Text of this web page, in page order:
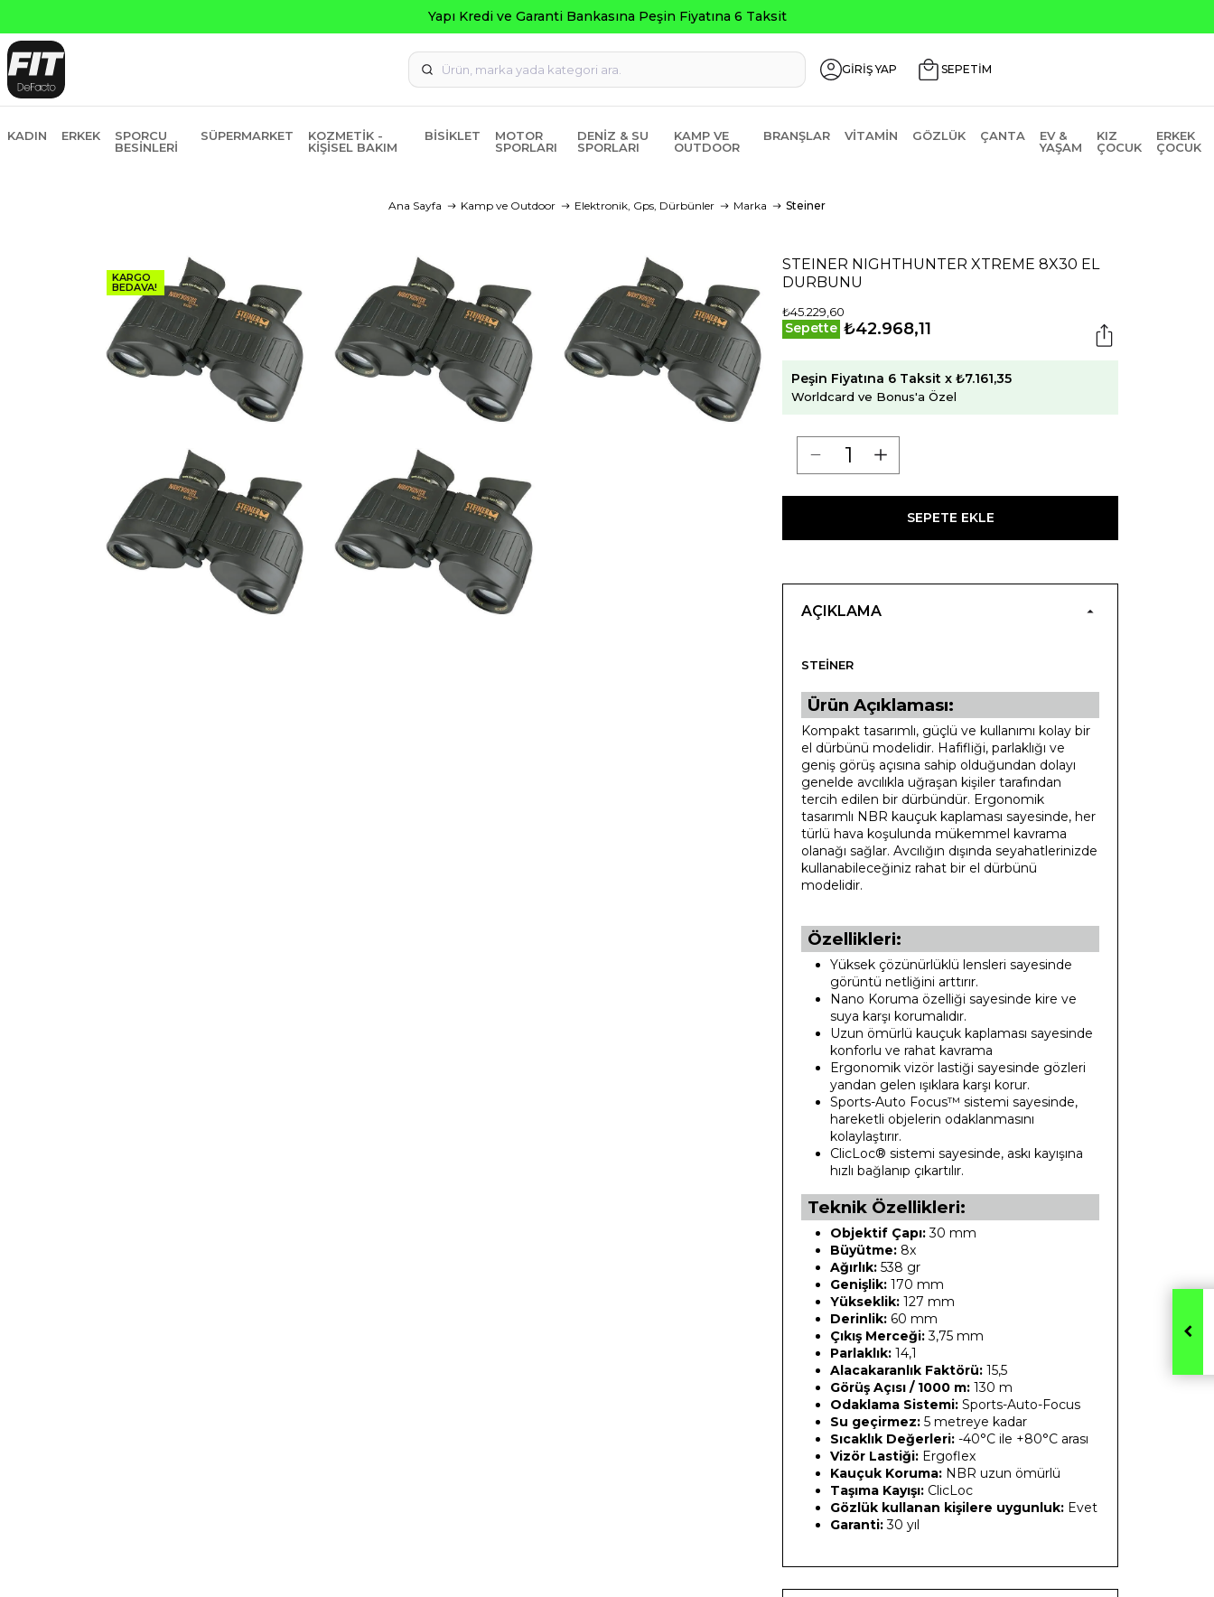
GİRİŞ YAP SEPETİM
KADIN ERKEK
SPORCU
BESINLERI
SÜPERMARKET
KOZMETIK -
KIŞISEL BAKIM
BISIKLET
MOTOR
SPORLARI
DENIZ & SU
SPORLARI
KAMP VE
OUTDOOR
BRANŞLAR VITAMIN GÖZLÜK ÇANTA
EV &
YAŞAM
KIZ
ÇOCUK
ERKEK
ÇOCUK
Ana Sayfa Kamp ve Outdoor Elektronik, Gps, Dürbünler Marka Steiner
KARGO
BEDAVA!
STEINER NIGHTHUNTER XTREME 8X30 EL
DURBUNU
₺45.229,60
Sepette ₺42.968,11
Peşin Fiyatına 6 Taksit x ₺7.161,35
Worldcard ve Bonus'a Özel
SEPETE EKLE
AÇIKLAMA
STEINER
Ürün Açıklaması:
Kompakt tasarımlı, güçlü ve kullanımı kolay bir
el dürbünü modelidir. Hafifliği, parlaklığı ve
geniş görüş açısına sahip olduğundan dolayı
genelde avcılıkla uğraşan kişiler tarafından
tercih edilen bir dürbündür. Ergonomik
tasarımlı NBR kauçuk kaplaması sayesinde, her
türlü hava koşulunda mükemmel kavrama
olanağı sağlar. Avcılığın dışında seyahatlerinizde
kullanabileceğiniz rahat bir el dürbünü
modelidir.
Özellikleri:
Yüksek çözünürlüklü lensleri sayesinde
görüntü netliğini arttırır.
Nano Koruma özelliği sayesinde kire ve
suya karşı korumalıdır.
Uzun ömürlü kauçuk kaplaması sayesinde
konforlu ve rahat kavrama
Ergonomik vizör lastiği sayesinde gözleri
yandan gelen ışıklara karşı korur.
Sports-Auto Focus™ sistemi sayesinde,
hareketli objelerin odaklanmasını
kolaylaştırır.
ClicLoc® sistemi sayesinde, askı kayışına
hızlı bağlanıp çıkartılır.
Teknik Özellikleri:
Objektif Çapı:30 mm
Büyütme: 8x
Ağırlık: 538 gr
Genişlik: 170 mm
Yükseklik: 127 mm
Derinlik: 60 mm
Çıkış Merceği:3,75 mm
Parlaklık: 14,1
Alacakaranlık Faktörü: 15,5
Görüş Açısı / 1000 m: 130 m
Odaklama Sistemi: Sports-Auto-Focus
Su geçirmez: 5 metreye kadar
Sıcaklık Değerleri: -40°C ile +80°C arası
Vizör Lastiği: Ergoflex
Kauçuk Koruma: NBR uzun ömürlü
Taşıma Kayışı: ClicLoc
Gözlük kullanan kişilere uygunluk: Evet
Garanti:30 yıl